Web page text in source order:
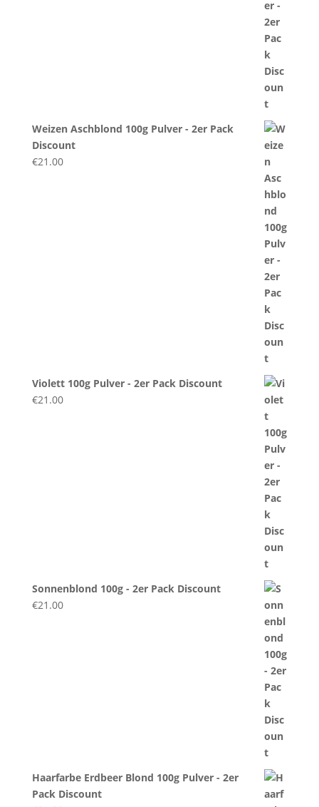
Weizen Aschblond 100g Pulver - 2er Pack
Discount
€21.00
Violett 100g Pulver - 2er Pack Discount
€21.00
Sonnenblond 100g - 2er Pack Discount
€21.00
Haarfarbe Erdbeer Blond 100g Pulver - 2er
Pack Discount